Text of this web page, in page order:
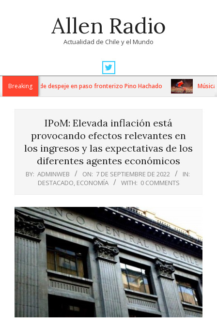
Allen Radio
Actualidad de Chile y el Mundo
Navigation
MenuBreakingde despeje en paso fronterizo Pino Hachado Música:
IPoM: Elevada inflación está
provocando efectos relevantes en
los ingresos y las expectativas de los
diferentes agentes económicos
BY: ADMINWEB ON: 7 DE SEPTIEMBRE DE 2022
IN:
DESTACADO, ECONOMÍA WITH: 0 COMMENTS